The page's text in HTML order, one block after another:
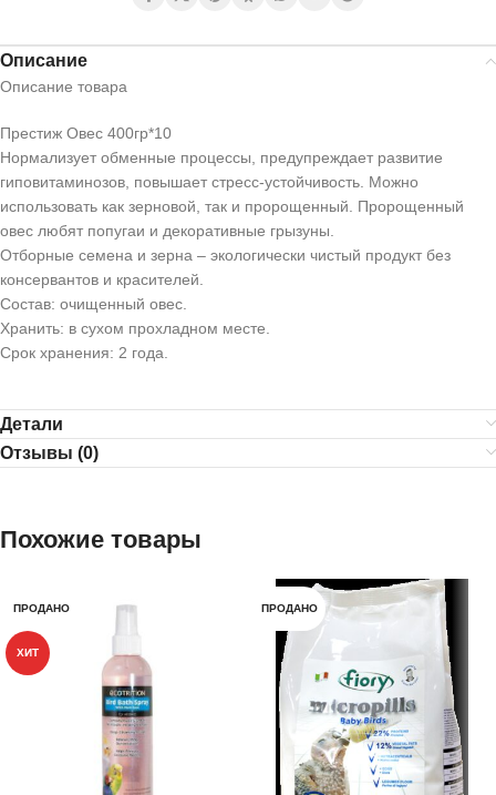
Описание
Описание товара
Престиж Овес 400гр*10
Нормализует обменные процессы, предупреждает развитие
гиповитаминозов, повышает стресс-устойчивость. Можно
использовать как зерновой, так и пророщенный. Пророщенный
овес любят попугаи и декоративные грызуны.
Отборные семена и зерна – экологически чистый продукт без
консервантов и красителей.
Состав: очищенный овес.
Хранить: в сухом прохладном месте.
Срок хранения: 2 года.
Детали
Отзывы (0)
Похожие товары
ПРОДАНО
ХИТ
ПРОДАНО